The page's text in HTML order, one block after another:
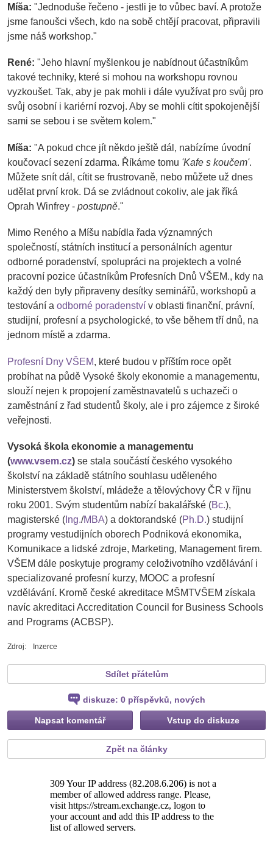
Míša: "Jednoduše řečeno - jestli je to vůbec baví. A protože
jsme fanoušci všech, kdo na sobě chtějí pracovat, připravili
jsme náš workshop."
René: "Jeho hlavní myšlenkou je nabídnout účastníkům
takové techniky, které si mohou na workshopu rovnou
vyzkoušet. Tak, aby je pak mohli i dále využívat pro svůj pro
svůj osobní i kariérní rozvoj. Aby se mohli cítit spokojenější
sami se sebou i se světem kolem."
Míša: "A pokud chce jít někdo ještě dál, nabízíme úvodní
koučovací sezení zdarma. Říkáme tomu 'Kafe s koučem'.
Můžete snít dál, cítit se frustrovaně, nebo můžete už dnes
udělat první krok. Dá se zvládnout cokoliv, ale jak říká
Oprah Winfrey - postupně."
Mimo Reného a Míšu nabídla řada významných
společností, státních institucí a personálních agentur
odborné poradenství, spolupráci na projektech a volné
pracovní pozice účastníkům Profesních Dnů VŠEM., kdy na
každý den byly připraveny desítky seminářů, workshopů a
testování a odborné poradenství v oblasti finanční, právní,
studijní, profesní a psychologické, to vše během tří dnů, na
jednom místě a zdarma.
Profesní Dny VŠEM, které budou v příštím roce opět
probíhat na půdě Vysoké školy ekonomie a managementu,
slouží nejen k propojení zaměstnavatelů s uchazeči o
zaměstnání z řad studentů školy, ale i pro zájemce z široké
veřejnosti.
Vysoká škola ekonomie a managementu
(www.vsem.cz) se stala součástí českého vysokého
školství na základě státního souhlasu uděleného
Ministerstvem školství, mládeže a tělovýchovy ČR v říjnu
roku 2001. Svým studentům nabízí bakalářské (Bc.),
magisterské ( Ing./MBA) a doktorandské (Ph.D.) studijní
programy vestudijních oborech Podniková ekonomika,
Komunikace a lidské zdroje, Marketing, Management firem.
VŠEM dále poskytuje programy celoživotního vzdělávání i
specializované profesní kurzy, MOOC a profesní
vzdělávání. Kromě české akreditace MŠMTVŠEM získala
navíc akreditaci Accreditation Council for Business Schools
and Programs (ACBSP).
Zdroj: Inzerce
Sdílet přátelům
diskuze: 0příspěvků, nových
Napsat komentář Vstup do diskuze
Zpět na články